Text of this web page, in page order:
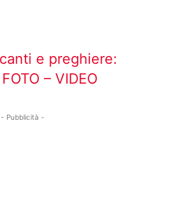
e preghiere:
– VIDEO
- Pubblicità -